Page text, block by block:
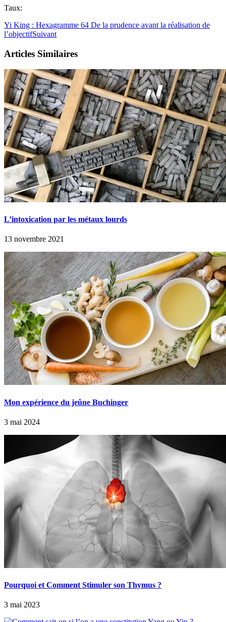
Taux:
Yi King : Hexagramme 64 De la prudence avant la réalisation de
l’objectifSuivant
Articles Similaires
L’intoxication par les métaux lourds
13 novembre 2021
Mon expérience du jeûne Buchinger
3 mai 2024
Pourquoi et Comment Stimuler son Thymus ?
3 mai 2023